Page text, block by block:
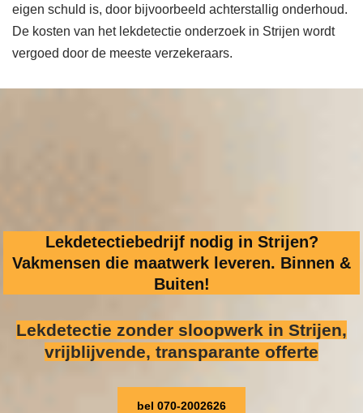
eigen schuld is, door bijvoorbeeld achterstallig onderhoud.
De kosten van het lekdetectie onderzoek in Strijen wordt
vergoed door de meeste verzekeraars.
Lekdetectiebedrijf nodig in Strijen?
Vakmensen die maatwerk leveren. Binnen &
Buiten!
Lekdetectie zonder sloopwerk in Strijen,
vrijblijvende, transparante offerte
bel 070-2002626